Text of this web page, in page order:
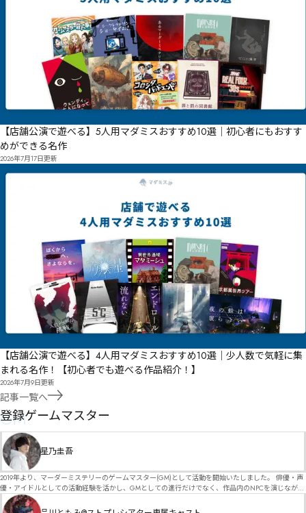
【店舗公演で遊べる】5人用マダミスおすすめ10選｜初心者にもおすす
めができる名作
2026年7月17日更新
【店舗公演で遊べる】4人用マダミスおすすめ10選｜少人数で気軽に集
まれる名作！【初心者でも遊べる作品紹介！】
2026年7月9日更新
記事一覧へ
GM
登録ゲームマスター
星乃圭吾
2019年より、マーダーミステリーのゲームマスター(GM)として活動を開始いたしました。 俳優・声
優・アイドルとしての活動経験を活かし、GMとしての進行だけでなく、作品内のNPCを演じなが
ら、お客様に物語の世界へ入り込んでいただくような演出・サービスを得意としています。 自分自
身でも作品制作を行っているので、作家さんが作品に込めた想いや意図を大切にしながら、その作